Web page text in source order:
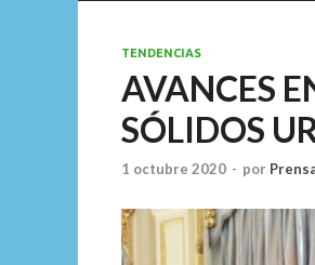
TENDENCIAS
AVANCES
SÓLIDOS
1 octubre 2020 - por